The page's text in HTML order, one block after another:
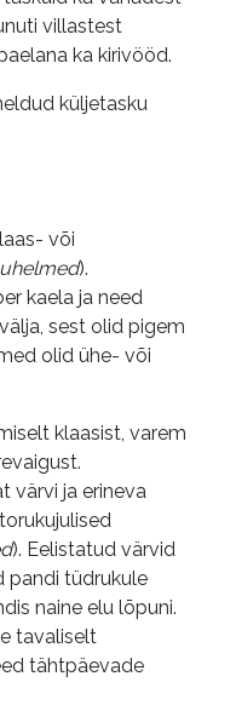
villastest
ka kirivööd.
küljetasku
või
).
kaela ja need
sest olid pigem
olid ühe- või
klaasist, varem
värvi ja erineva
). Eelistatud värvid
pandi tüdrukule
naine elu lõpuni.
tavaliselt
tähtpäevade